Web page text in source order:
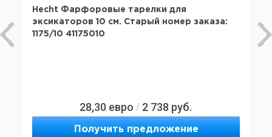
Hecht Фарфоровые тарелки для
эксикаторов 10 см. Старый номер заказа:
1175/10 41175010
28,30 евро / 2 738 руб.
Получить предложение